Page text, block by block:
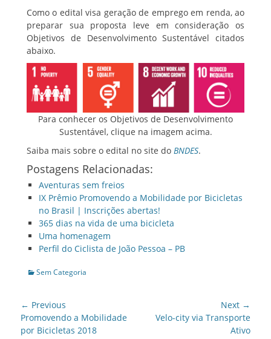
Como o edital visa geração de emprego em renda, ao
preparar sua proposta leve em consideração os
Objetivos de Desenvolvimento Sustentável citados
abaixo.
Para conhecer os Objetivos de Desenvolvimento
Sustentável, clique na imagem acima.
Saiba mais sobre o edital no site do BNDES.
Postagens Relacionadas:
Aventuras sem freios
IX Prêmio Promovendo a Mobilidade por Bicicletas
no Brasil | Inscrições abertas!
365 dias na vida de uma bicicleta
Uma homenagem
Perfil do Ciclista de João Pessoa – PB
Categories
Sem Categoria
Post
navigation
← Previous
Previous
post:
Promovendo a Mobilidade
por Bicicletas 2018
Next →
Velo-city via Transporte
Ativo